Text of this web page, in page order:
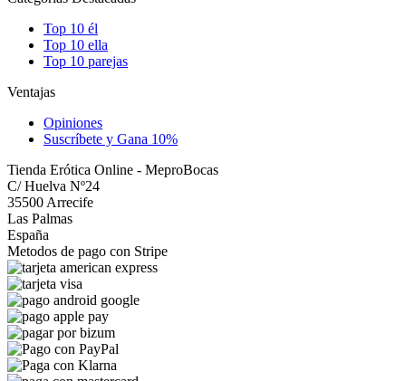
Top 10 él
Top 10 ella
Top 10 parejas
Ventajas
Opiniones
Suscríbete y Gana 10%
Tienda Erótica Online - MeproBocas
C/ Huelva Nº24
35500 Arrecife
Las Palmas
España
Metodos de pago con Stripe